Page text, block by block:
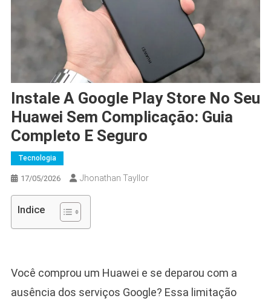
Instale A Google Play Store No Seu
Huawei Sem Complicação: Guia
Completo E Seguro
Tecnologia
17/05/2026 Jhonathan Tayllor
Indice
Você comprou um Huawei e se deparou com a
ausência dos serviços Google? Essa limitação